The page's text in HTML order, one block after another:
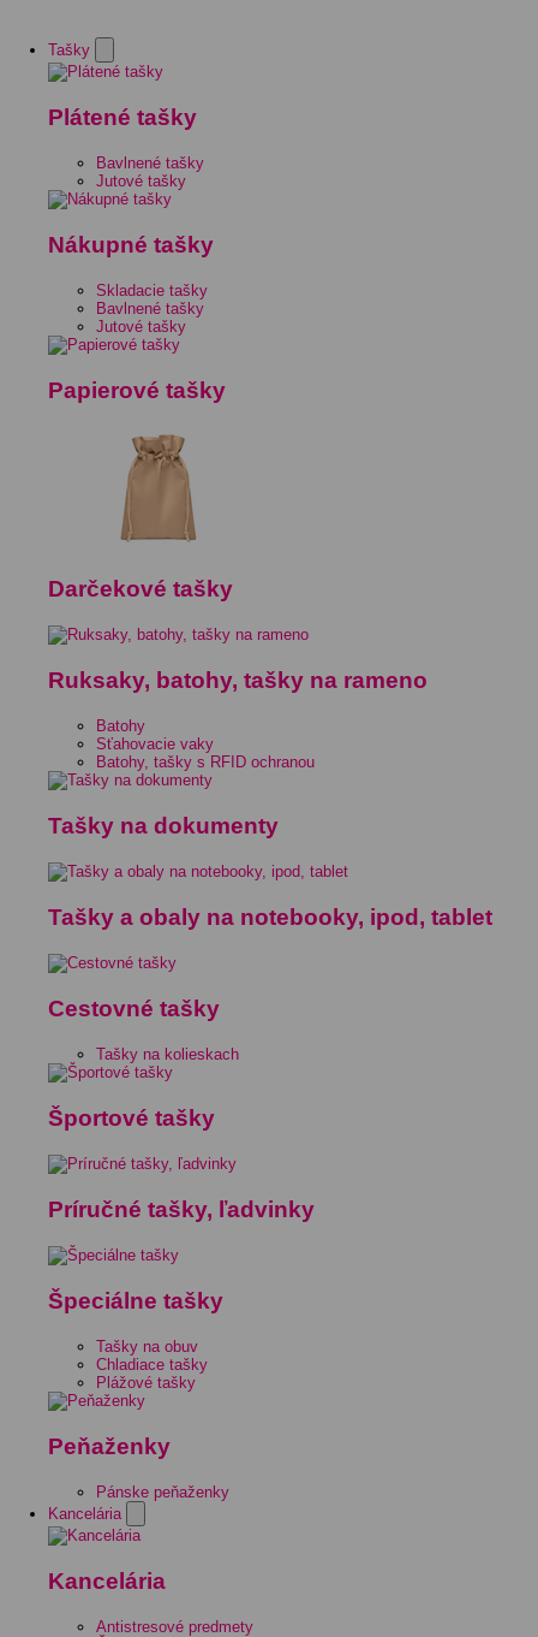
Tašky
Plátené tašky
Bavlnené tašky
Jutové tašky
Nákupné tašky
Skladacie tašky
Bavlnené tašky
Jutové tašky
Papierové tašky
Darčekové tašky
Ruksaky, batohy, tašky na rameno
Batohy
Sťahovacie vaky
Batohy, tašky s RFID ochranou
Tašky na dokumenty
Tašky a obaly na notebooky, ipod, tablet
Cestovné tašky
Tašky na kolieskach
Športové tašky
Príručné tašky, ľadvinky
Špeciálne tašky
Tašky na obuv
Chladiace tašky
Plážové tašky
Peňaženky
Pánske peňaženky
Kancelária
Kancelária
Antistresové predmety